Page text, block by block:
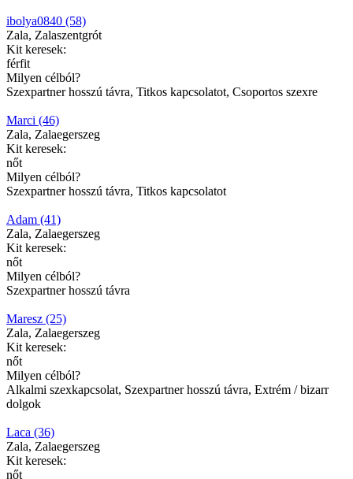
ibolya0840 (58)
Zala, Zalaszentgrót
Kit keresek:
férfit
Milyen célból?
Szexpartner hosszú távra, Titkos kapcsolatot, Csoportos szexre
Marci (46)
Zala, Zalaegerszeg
Kit keresek:
nőt
Milyen célból?
Szexpartner hosszú távra, Titkos kapcsolatot
Adam (41)
Zala, Zalaegerszeg
Kit keresek:
nőt
Milyen célból?
Szexpartner hosszú távra
Maresz (25)
Zala, Zalaegerszeg
Kit keresek:
nőt
Milyen célból?
Alkalmi szexkapcsolat, Szexpartner hosszú távra, Extrém / bizarr
dolgok
Laca (36)
Zala, Zalaegerszeg
Kit keresek:
nőt